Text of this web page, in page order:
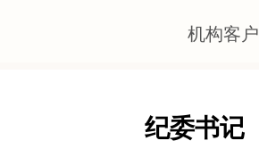
机构客户
纪委书记